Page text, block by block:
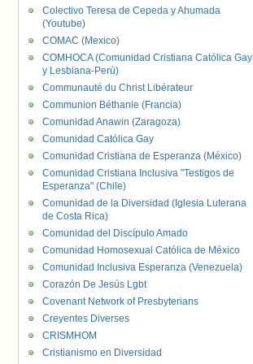
Colectivo Teresa de Cepeda y Ahumada
(Youtube)
COMAC (Mexico)
COMHOCA (Comunidad Cristiana Católica Gay
y Lesbiana-Perú)
Communauté du Christ Libérateur
Communion Béthanie (Francia)
Comunidad Anawin (Zaragoza)
Comunidad Católica Gay
Comunidad Cristiana de Esperanza (México)
Comunidad Cristiana Inclusiva "Testigos de
Esperanza" (Chile)
Comunidad de la Diversidad (Iglesia Luterana
de Costa Rica)
Comunidad del Discípulo Amado
Comunidad Homosexual Católica de México
Comunidad Inclusiva Esperanza (Venezuela)
Corazón De Jesús Lgbt
Covenant Network of Presbyterians
Creyentes Diverses
CRISMHOM
Cristianismo en Diversidad